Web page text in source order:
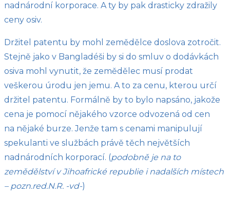
nadnárodní korporace. A ty by pak drasticky zdražily
ceny osiv.
Držitel patentu by mohl zemědělce doslova zotročit.
Stejně jako v Bangladéši by si do smluv o dodávkách
osiva mohl vynutit, že zemědělec musí prodat
veškerou úrodu jen jemu. A to za cenu, kterou určí
držitel patentu. Formálně by to bylo napsáno, jakože
cena je pomocí nějakého vzorce odvozená od cen
na nějaké burze. Jenže tam s cenami manipulují
spekulanti ve službách právě těch největších
nadnárodních korporací. (podobně je na to
zemědělství v Jihoafrické republie i nadalších místech
– pozn.red.N.R. -vd-)